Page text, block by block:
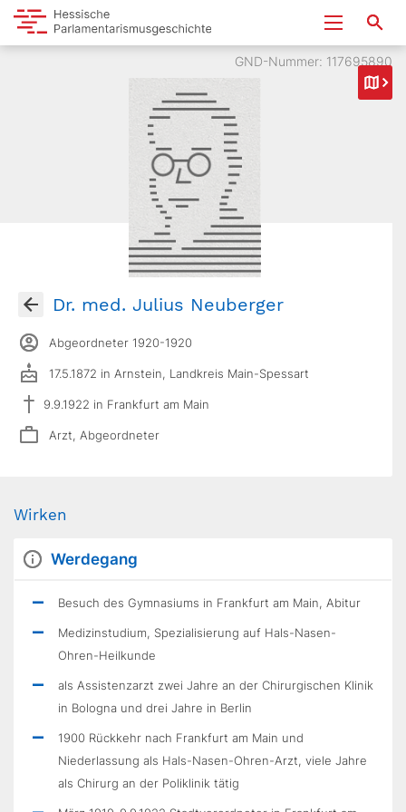
GND-Nummer: 117695890
Dr. med. Julius Neuberger
Abgeordneter 1920-1920
17.5.1872 in Arnstein, Landkreis Main-Spessart
9.9.1922 in Frankfurt am Main
Arzt, Abgeordneter
Wirken
Werdegang
Besuch des Gymnasiums in Frankfurt am Main, Abitur
Medizinstudium, Spezialisierung auf Hals-Nasen-
Ohren-Heilkunde
als Assistenzarzt zwei Jahre an der Chirurgischen Klinik
in Bologna und drei Jahre in Berlin
1900 Rückkehr nach Frankfurt am Main und
Niederlassung als Hals-Nasen-Ohren-Arzt, viele Jahre
als Chirurg an der Poliklinik tätig